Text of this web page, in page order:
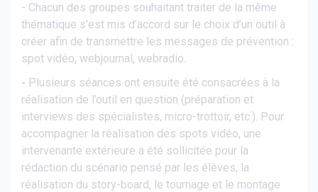
- Chacun des groupes souhaitant traiter de la même
thématique s’est mis d’accord sur le choix d’un outil à
créer afin de transmettre les messages de prévention :
spot vidéo, webjournal, webradio.
- Plusieurs séances ont ensuite été consacrées à la
réalisation de l’outil en question (préparation et
interviews des spécialistes, micro-trottoir, etc.). Pour
accompagner la réalisation des spots vidéo, une
intervenante extérieure a été sollicitée pour la
rédaction du scénario pensé par les élèves, la
réalisation du story-board, le tournage et le montage